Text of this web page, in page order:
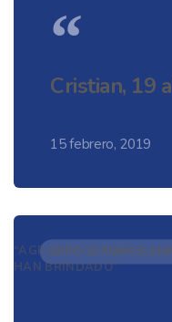
“
Cristian, 19
15 febrero, 2019
ÉXITO SUMAMOS
“AGRADEZCO TODAS
HAN BRINDADO”